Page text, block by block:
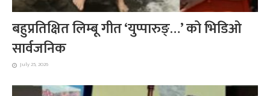
बहुप्रतिक्षित लिम्बू गीत ‘युप्पारुङ्…’ को भिडिओ
सार्वजनिक
July 25, 2026